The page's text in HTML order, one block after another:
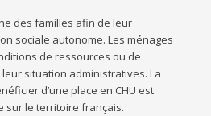
des familles afin de leur
sociale autonome. Les ménages
de ressources ou de
situation administratives. La
d’une place en CHU est
sur le territoire français.